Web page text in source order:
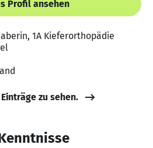
Profil ansehen
1A Kieferorthopädie
zu sehen.